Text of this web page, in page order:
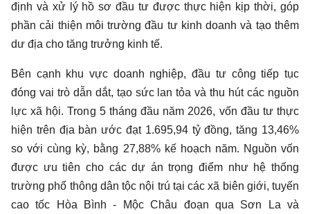
định và xử lý hồ sơ đầu tư được thực hiện kịp thời, góp
phần cải thiện môi trường đầu tư kinh doanh và tạo thêm
dư địa cho tăng trưởng kinh tế.
Bên cạnh khu vực doanh nghiệp, đầu tư công tiếp tục
đóng vai trò dẫn dắt, tạo sức lan tỏa và thu hút các nguồn
lực xã hội. Trong 5 tháng đầu năm 2026, vốn đầu tư thực
hiện trên địa bàn ước đạt 1.695,94 tỷ đồng, tăng 13,46%
so với cùng kỳ, bằng 27,88% kế hoạch năm. Nguồn vốn
được ưu tiên cho các dự án trọng điểm như hệ thống
trường phổ thông dân tộc nội trú tại các xã biên giới, tuyến
cao tốc Hòa Bình - Mộc Châu đoạn qua Sơn La và